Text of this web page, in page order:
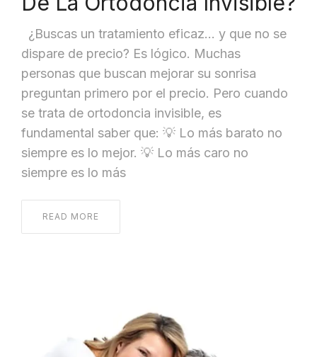
¿Buscas un tratamiento eficaz… y que no se
dispare de precio? Es lógico. Muchas
personas que buscan mejorar su sonrisa
preguntan primero por el precio. Pero cuando
se trata de ortodoncia invisible, es
fundamental saber que: 💡 Lo más barato no
siempre es lo mejor. 💡 Lo más caro no
siempre es lo más
READ MORE